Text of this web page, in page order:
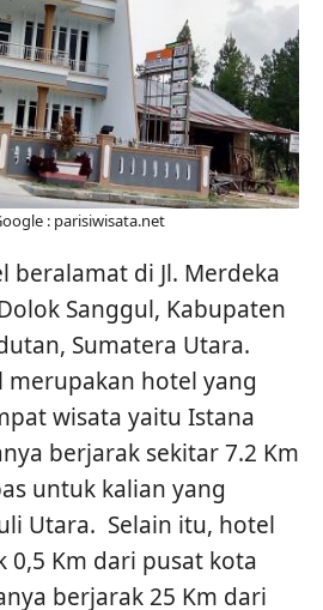
: parisiwisata.net
beralamat di Jl. Merdeka
Sanggul, Kabupaten
Sumatera Utara.
merupakan hotel yang
wisata yaitu Istana
berjarak sekitar 7.2 Km
untuk kalian yang
Utara. Selain itu, hotel
0,5 Km dari pusat kota
berjarak 25 Km dari